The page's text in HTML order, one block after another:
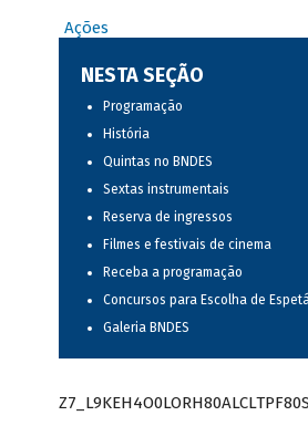
Ações
NESTA SEÇÃO
Programação
História
Quintas no BNDES
Sextas instrumentais
Reserva de ingressos
Filmes e festivais de cinema
Receba a programação
Concursos para Escolha de
Galeria BNDES